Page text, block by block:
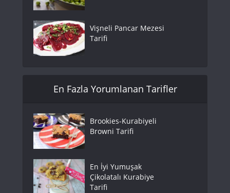
Vişneli Pancar Mezesi
Tarifi
En Fazla Yorumlanan Tarifler
Brookies-Kurabiyeli
Browni Tarifi
En İyi Yumuşak
Çikolatalı Kurabiye
Tarifi